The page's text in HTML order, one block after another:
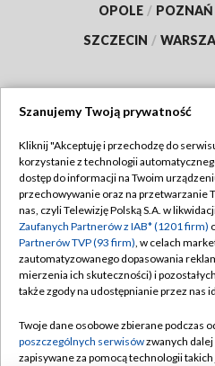
OPOLE / POZNAŃ
SZCZECIN /
Abonament TVP
Emisja w TVP
Centrum informacji TVP
Naziemna Telewizja Cyfrowa
Rada Programowa
Polityka
Moje
Szanujemy Twoją prywatność
Kliknij "Akceptuję i przechodzę do
korzystanie z technologii
dostęp do informacji na Twoim
przechowywanie oraz na przetwarzanie
nas, czyli Telewizję Polską S.A. w
Zaufanych Partnerów z IAB* (1201 firm)
Partnerów TVP (93 firm), w celach
zautomatyzowanego dopasowania
mierzenia ich skuteczności) i
także zgody na udostępnianie przez nas
Twoje dane osobowe zbierane podczas
poszczególnych serwisówzwanych
zapisywane za pomocą technologii